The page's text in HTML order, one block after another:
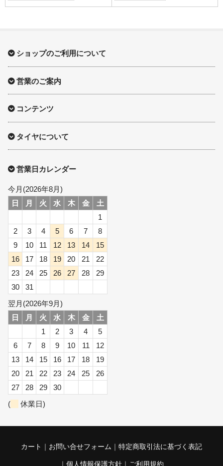
ショップのご利用について
営業のご案内
コンテンツ
タイヤについて
営業日カレンダー
今月(2026年8月)
日
月 火 水 木 金
土
1
2
3 4 5 6 7
8
9
10 11 12 13 14
15
16
17 18 19 20 21
22
23
24 25 26 27 28
29
30
31
翌月(2026年9月)
日
月 火 水 木 金
土
1
2 3 4
5
6
7 8 9 10 11
12
13
14 15 16 17 18
19
20
21 22 23 24 25
26
27
28 29
30
(
休業日)
カート お問い合せフォーム 特定商取引法に基づく表記
個人情報保護方針 ご利用規約